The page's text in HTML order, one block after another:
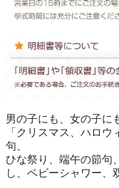
男の子にも、女の子に
「クリスマス、ハロ
句、
ひな祭り、端午の節句
し、ベビーシャワー、